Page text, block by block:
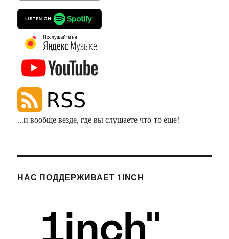
...и вообще везде, где вы слушаете что-то еще!
НАС ПОДДЕРЖИВАЕТ 1INCH